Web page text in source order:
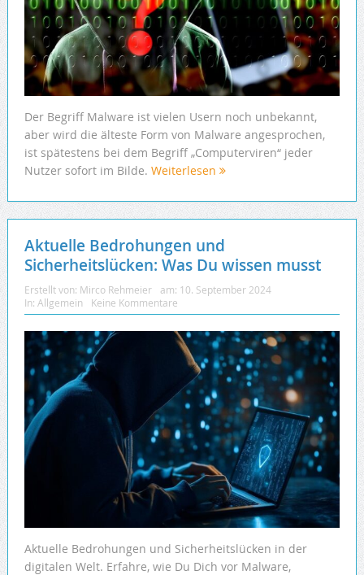
Der Begriff Malware ist vielen Usern noch unbekannt,
aber wird die älteste Form von Malware angesprochen,
ist spätestens bei dem Begriff „Computerviren“ jeder
Nutzer sofort im Bilde. Weiterlesen
Aktuelle Bedrohungen und
Sicherheitslücken: Was Du wissen musst
Erstellt von: Mirco Rehmeier am: 10. September 2024
In: Allgemein Keine Kommentare
Aktuelle Bedrohungen und Sicherheitslücken in der
digitalen Welt. Erfahre, wie Du Dich vor Malware,